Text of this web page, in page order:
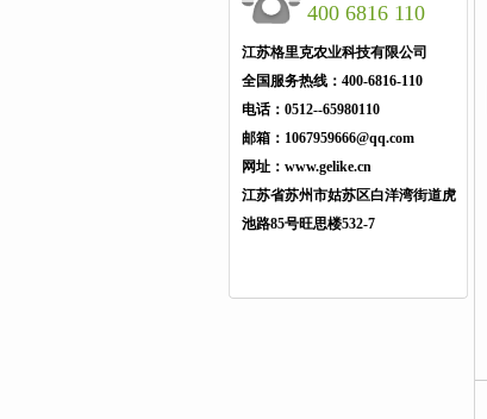
400 6816 110
江苏格里克农业科技有限公司
全国服务热线： 400-6816-110
电话： 0512--65980110
邮箱： 1067959666@qq.com
网址： www.gelike.cn
江苏省苏州市姑苏区白洋湾街道虎
池路85号旺思楼532-7